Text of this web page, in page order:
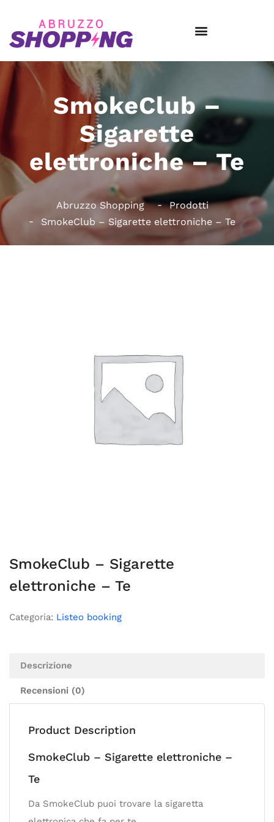
SmokeClub –
Sigarette
elettroniche – Te
Abruzzo Shopping
Prodotti
SmokeClub – Sigarette elettroniche – Te
SmokeClub – Sigarette
elettroniche – Te
Categoria: Listeo booking
Descrizione
Recensioni (0)
Product Description
SmokeClub – Sigarette elettroniche –
Te
Da SmokeClub puoi trovare la sigaretta